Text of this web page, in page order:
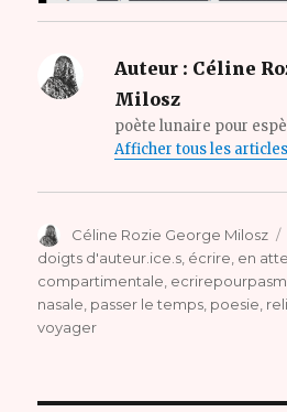
Auteur : Céline
Milosz
poète lunaire pour
Afficher tous les
Auteur
Céline Rozie George Milosz
doigts d'auteur.ice.s écrire en
compartimentale
nasale passer le temps poesie
voyager